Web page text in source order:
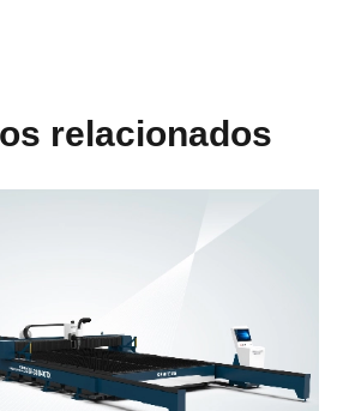
relacionados